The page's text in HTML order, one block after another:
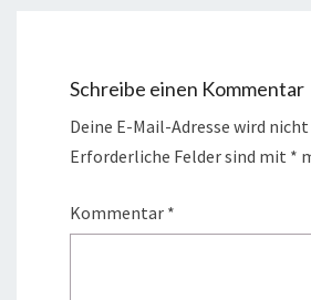
Schreibe einen Kommentar
Deine E-Mail-Adresse wird
Erforderliche Felder sind mit *
Kommentar *